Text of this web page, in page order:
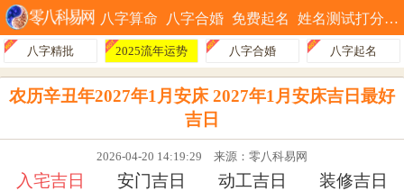
八字算命 八字合婚 免费起名 姓名测试打分
八字精批 2025流年运势 八字合婚 八字起名
农历辛丑年2027年1月安床 2027年1月安床吉日最好
吉日
2026-04-20 14:19:29 来源：零八科易网
入宅吉日 安门吉日 动工吉日 装修吉日